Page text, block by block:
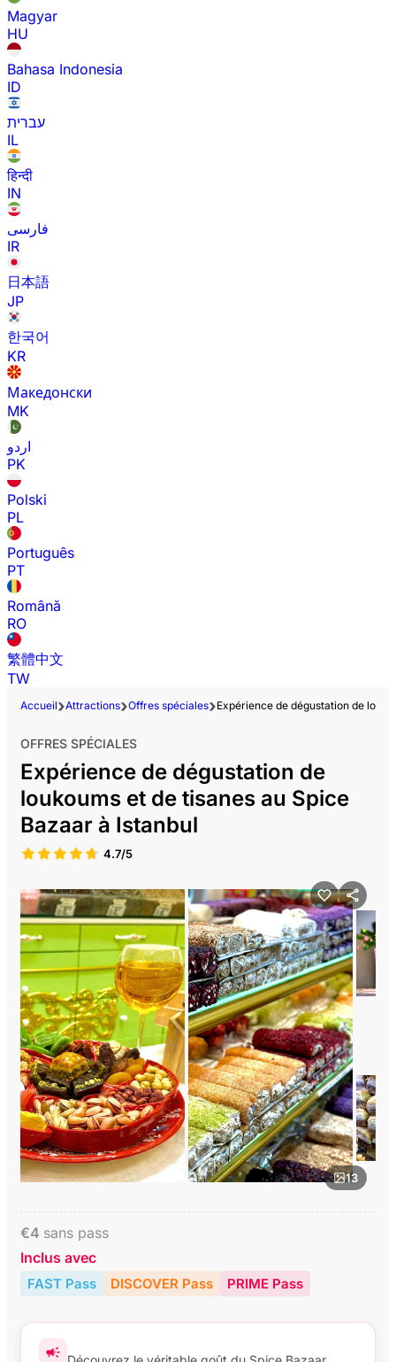
Magyar
HU
Bahasa Indonesia
ID
עברית
IL
हिन्दी
IN
فارسی
IR
日本語
JP
한국어
KR
Македонски
MK
اردو
PK
Polski
PL
Português
PT
Română
RO
繁體中文
TW
Accueil Attractions Offres spéciales Expérience de dégustation de
13
OFFRES SPÉCIALES
Expérience de dégustation de
loukoums et de tisanes au Spice
Bazaar à Istanbul
4.7/5
€4 sans pass
Inclus avec
FAST Pass DISCOVER Pass PRIME Pass